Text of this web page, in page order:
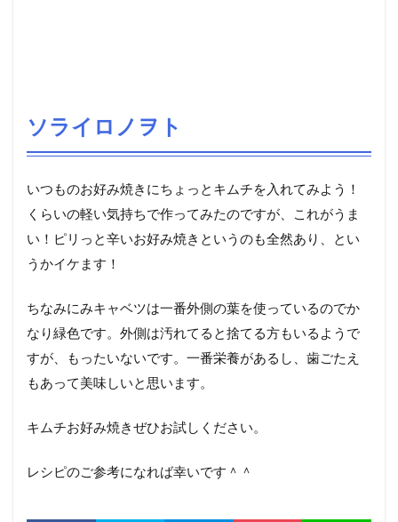
ソライロノヲト
いつものお好み焼きにちょっとキムチを入れてみよう！
くらいの軽い気持ちで作ってみたのですが、これがうま
い！ピリっと辛いお好み焼きというのも全然あり、とい
うかイケます！
ちなみにみキャベツは一番外側の葉を使っているのでか
なり緑色です。外側は汚れてると捨てる方もいるようで
すが、もったいないです。一番栄養があるし、歯ごたえ
もあって美味しいと思います。
キムチお好み焼きぜひお試しください。
レシピのご参考になれば幸いです＾＾